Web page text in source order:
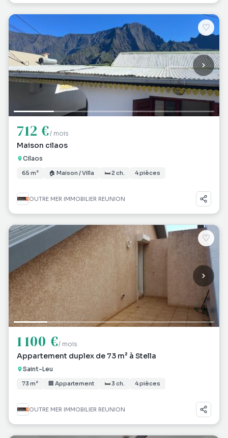
♡
712 €/ mois
Maison cilaos
Cilaos
65 m² 🏠 Maison / Villa 🛏 2 ch. 4 pièces
OUTRE MER IMMOBILIER REUNION
♡
1 100 €/ mois
Appartement duplex de 73 m² à Stella
Saint-Leu
73 m² 🏢 Appartement 🛏 3 ch. 4 pièces
OUTRE MER IMMOBILIER REUNION